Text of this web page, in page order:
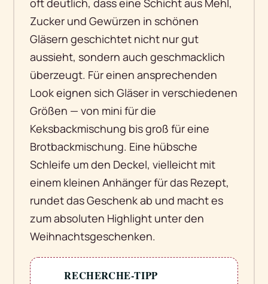
oft deutlich, dass eine Schicht aus Mehl,
Zucker und Gewürzen in schönen
Gläsern geschichtet nicht nur gut
aussieht, sondern auch geschmacklich
überzeugt. Für einen ansprechenden
Look eignen sich Gläser in verschiedenen
Größen — von mini für die
Keksbackmischung bis groß für eine
Brotbackmischung. Eine hübsche
Schleife um den Deckel, vielleicht mit
einem kleinen Anhänger für das Rezept,
rundet das Geschenk ab und macht es
zum absoluten Highlight unter den
Weihnachtsgeschenken.
RECHERCHE-TIPP